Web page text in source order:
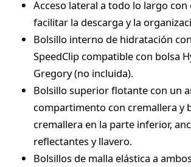
Acceso lateral a todo lo largo
facilitar la descarga y la
Bolsillo interno de hidratación
SpeedClip compatible con bolsa
Gregory (no incluida).
Bolsillo superior flotante con un
compartimento con cremallera y
cremallera en la parte inferior,
reflectantes y llavero.
Bolsillos de malla elástica a